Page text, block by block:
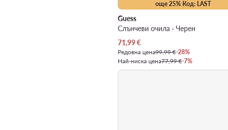
още 25% Код: LAST
Guess
Слънчеви очила · Черен
Актуална цена
71,99€
Редовна цена99,99 €-28%
Най-ниска цена77,99 €-7%